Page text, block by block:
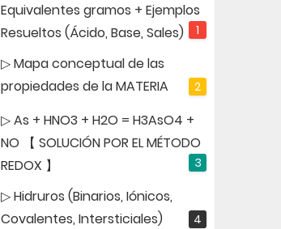
Equivalentes gramos + Ejemplos
Resueltos (Ácido, Base, Sales)
▷ Mapa conceptual de las
propiedades de la MATERIA
▷ As + HNO3 + H2O = H3AsO4 +
NO 【 SOLUCIÓN POR EL MÉTODO
REDOX 】
▷ Hidruros (Binarios, Iónicos,
Covalentes, Intersticiales)